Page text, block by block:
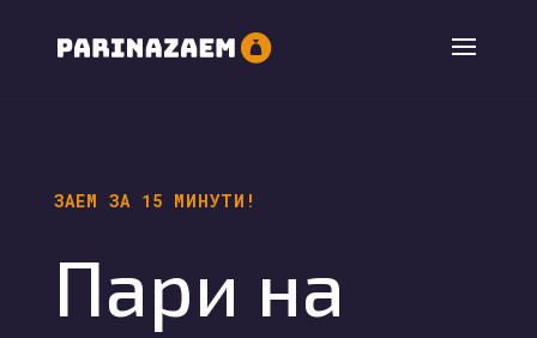
ЗАЕМ ЗА 15 МИНУТИ!
Пари на